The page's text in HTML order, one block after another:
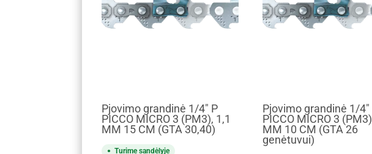
Pjovimo grandinė 1/4" P
PICCO MICRO 3 (PM3), 1,1
MM 15 CM (GTA 30,40)
Turime sandėlyje
Pjovimo grandinė 1/4"
PICCO MICRO 3
MM 10 CM (GTA 26
genėtuvui)